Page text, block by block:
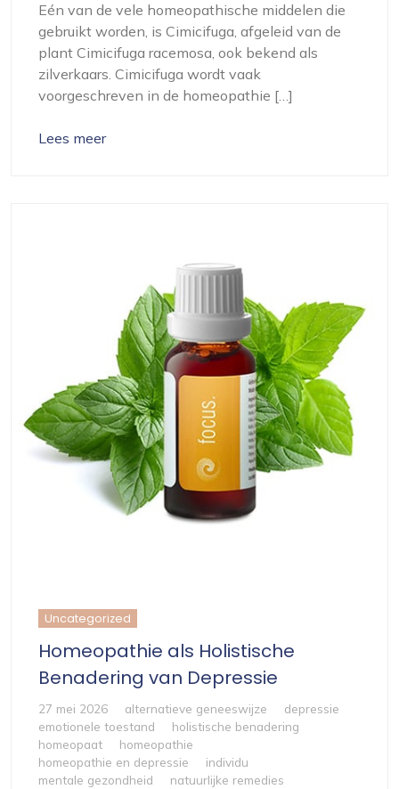
Eén van de vele homeopathische middelen die
gebruikt worden, is Cimicifuga, afgeleid van de
plant Cimicifuga racemosa, ook bekend als
zilverkaars. Cimicifuga wordt vaak
voorgeschreven in de homeopathie […]
Lees meer
Uncategorized
Homeopathie als Holistische
Benadering van Depressie
27 mei 2026 alternatieve geneeswijze
depressie
emotionele toestand
holistische benadering
homeopaat
homeopathie
homeopathie en depressie
individu
mentale gezondheid
natuurlijke remedies